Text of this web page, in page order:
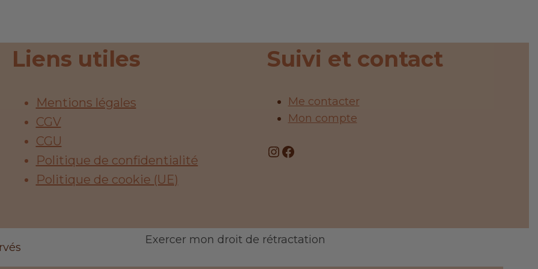
Liens utiles
Mentions légales
CGV
CGU
Politique de confidentialité
Politique de cookie (UE)
Suivi et contact
Me contacter
Mon compte
Instagram
Facebook
Exercer mon droit de rétractation